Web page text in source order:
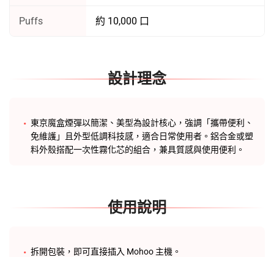
Puffs 約 10,000 口
設計理念
東京魔盒煙彈以簡潔、美型為設計核心，強調「攜帶便利、
免維護」且外型低調科技感，適合日常使用者。鋁合金或塑
料外殼搭配一次性霧化芯的組合，兼具質感與使用便利。
使用說明
拆開包裝，即可直接插入 Mohoo 主機。